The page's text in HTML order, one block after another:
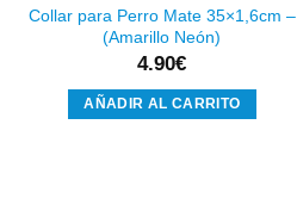
Collar para Perro Mate 35×1,6cm –
(Amarillo Neón)
4.90€
AÑADIR AL CARRITO